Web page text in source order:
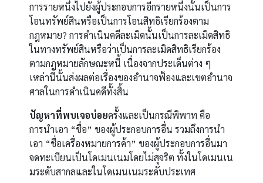
การรายหนึ่งไปยังผู้ประกอบการอีกรายหนึ่งนั้นเป็นการ
โอนทรัพย์สินหรือเป็นการโอนสิทธิเรียกร้องตาม
กฎหมาย? การดำเนินคดีละเมิดนั้นเป็นการละเมิดสิทธิ
ในทางทรัพย์สินหรือว่าเป็นการละเมิดสิทธิเรียกร้อง
ตามกฎหมายลักษณะหนี้ เนื่องจากประเด็นต่าง ๆ
เหล่านี้นั้นส่งผลต่อเรื่องของอำนาจฟ้องและเขตอำนาจ
ศาลในการดำเนินคดีทั้งสิ้น
ปัญหาที่พบเจอบ่อยครั้งและเป็นกรณีพิพาท คือ
การนำเอา “ชื่อ” ของผู้ประกอบการอื่น รวมถึงการนำ
เอา “ชื่อเครื่องหมายการค้า” ของผู้ประกอบการอื่นมา
จดทะเบียนเป็นโดเมนเนมโดยไม่สุจริต ทั้งในโดเมนเน
มระดับสากลและในโดเมนเนมระดับประเทศ